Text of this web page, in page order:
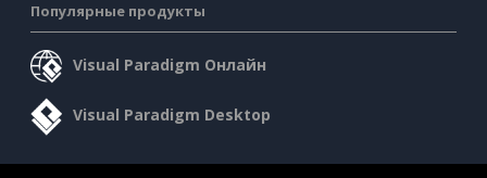
Популярные продукты
Visual Paradigm Онлайн
Visual Paradigm Desktop